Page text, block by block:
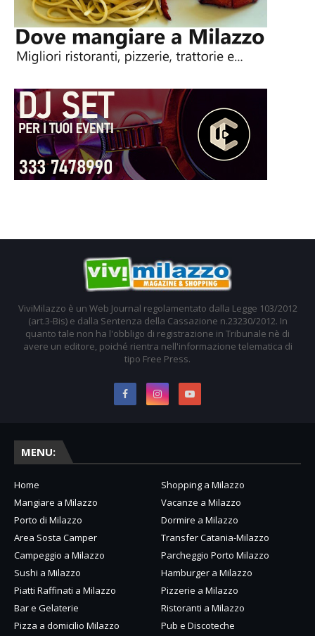
ViviMilazzo è un Web Journal regolamentato dalla Legge 103/2012
(art.3-Bis) e dalla Sentenza della Cassazione n.23230/2012. In
quanto tale non ha l'obbligo di registrazione in Tribunale nè di
avere un editore, poiché rientra nell'informazione telematica di
tipo Free Press.
MENU:
Home
Shopping a Milazzo
Mangiare a Milazzo
Vacanze a Milazzo
Porto di Milazzo
Dormire a Milazzo
Area Sosta Camper
Transfer Catania-Milazzo
Campeggio a Milazzo
Parcheggio Porto Milazzo
Sushi a Milazzo
Hamburger a Milazzo
Piatti Raffinati a Milazzo
Pizzerie a Milazzo
Bar e Gelaterie
Ristoranti a Milazzo
Pizza a domicilio Milazzo
Pub e Discoteche